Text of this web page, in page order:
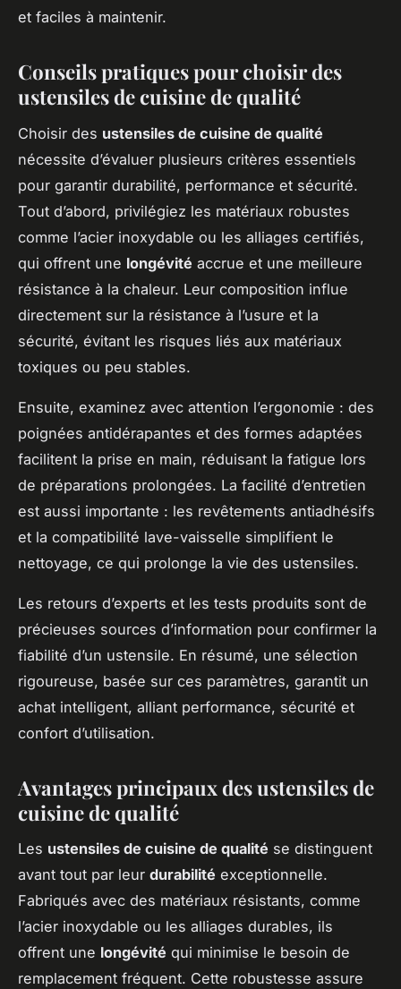
et faciles à maintenir.
Conseils pratiques pour choisir des
ustensiles de cuisine de qualité
Choisir des ustensiles de cuisine de qualité
nécessite d’évaluer plusieurs critères essentiels
pour garantir durabilité, performance et sécurité.
Tout d’abord, privilégiez les matériaux robustes
comme l’acier inoxydable ou les alliages certifiés,
qui offrent une longévité accrue et une meilleure
résistance à la chaleur. Leur composition influe
directement sur la résistance à l’usure et la
sécurité, évitant les risques liés aux matériaux
toxiques ou peu stables.
Ensuite, examinez avec attention l’ergonomie : des
poignées antidérapantes et des formes adaptées
facilitent la prise en main, réduisant la fatigue lors
de préparations prolongées. La facilité d’entretien
est aussi importante : les revêtements antiadhésifs
et la compatibilité lave-vaisselle simplifient le
nettoyage, ce qui prolonge la vie des ustensiles.
Les retours d’experts et les tests produits sont de
précieuses sources d’information pour confirmer la
fiabilité d’un ustensile. En résumé, une sélection
rigoureuse, basée sur ces paramètres, garantit un
achat intelligent, alliant performance, sécurité et
confort d’utilisation.
Avantages principaux des ustensiles de
cuisine de qualité
Les ustensiles de cuisine de qualité se distinguent
avant tout par leur durabilité exceptionnelle.
Fabriqués avec des matériaux résistants, comme
l’acier inoxydable ou les alliages durables, ils
offrent une longévité qui minimise le besoin de
remplacement fréquent. Cette robustesse assure